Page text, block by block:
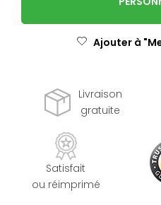
Ajouter à
Livraison
gratuite
Satisfait
ou réimprimé